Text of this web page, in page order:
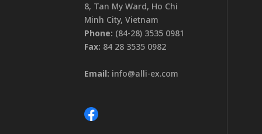
8, Tan My Ward, Ho Chi
Minh City, Vietnam
Phone: (84-28) 3535 0981
Fax: 84 28 3535 0982
Email: info@alli-ex.com